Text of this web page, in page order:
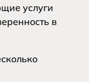
услуги
в